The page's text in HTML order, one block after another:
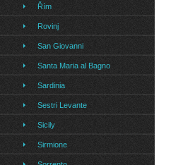
Řím
Rovinj
San Giovanni
Santa Maria al Bagno
Sardinia
Sestri Levante
Sicily
Sirmione